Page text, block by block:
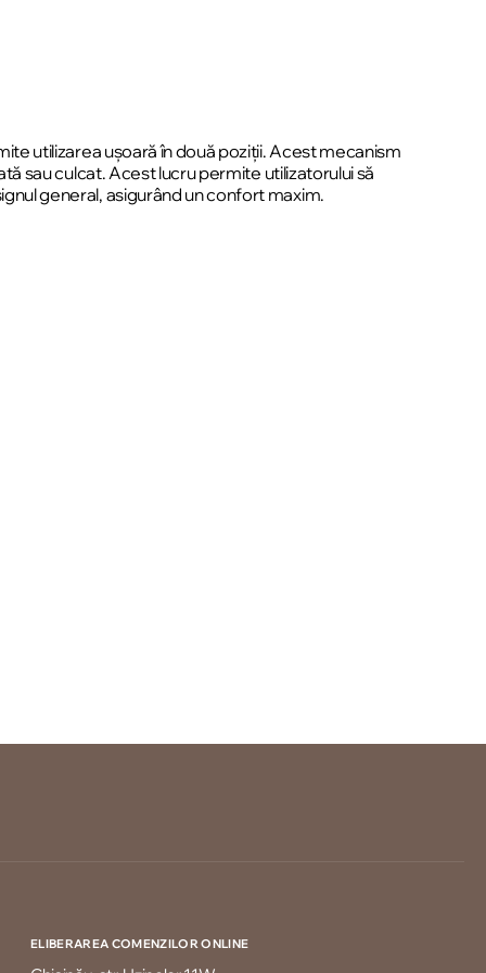
utilizarea ușoară în două poziții. Acest mecanism
sau culcat. Acest lucru permite utilizatorului să
general, asigurând un confort maxim.
ELIBERAREA COMENZILOR ONLINE